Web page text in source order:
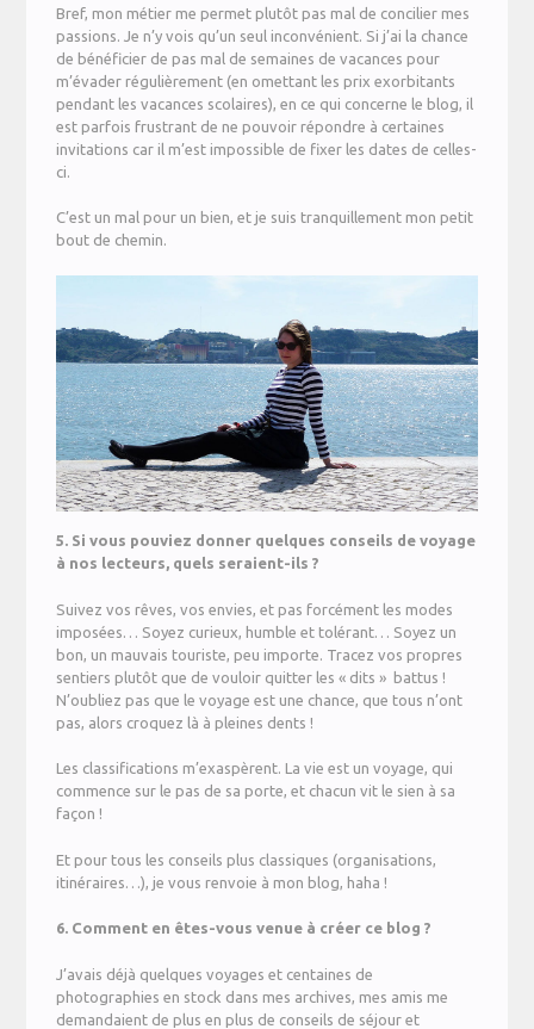
Bref, mon métier me permet plutôt pas mal de concilier mes
passions. Je n’y vois qu’un seul inconvénient. Si j’ai la chance
de bénéficier de pas mal de semaines de vacances pour
m’évader régulièrement (en omettant les prix exorbitants
pendant les vacances scolaires), en ce qui concerne le blog, il
est parfois frustrant de ne pouvoir répondre à certaines
invitations car il m’est impossible de fixer les dates de celles-
ci.
C’est un mal pour un bien, et je suis tranquillement mon petit
bout de chemin.
5. Si vous pouviez donner quelques conseils de voyage
à nos lecteurs, quels seraient-ils ?
Suivez vos rêves, vos envies, et pas forcément les modes
imposées… Soyez curieux, humble et tolérant… Soyez un
bon, un mauvais touriste, peu importe. Tracez vos propres
sentiers plutôt que de vouloir quitter les « dits » battus !
N’oubliez pas que le voyage est une chance, que tous n’ont
pas, alors croquez là à pleines dents !
Les classifications m’exaspèrent. La vie est un voyage, qui
commence sur le pas de sa porte, et chacun vit le sien à sa
façon !
Et pour tous les conseils plus classiques (organisations,
itinéraires…), je vous renvoie à mon blog, haha !
6. Comment en êtes-vous venue à créer ce blog ?
J’avais déjà quelques voyages et centaines de
photographies en stock dans mes archives, mes amis me
demandaient de plus en plus de conseils de séjour et